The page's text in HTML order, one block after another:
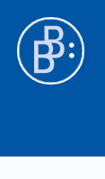
Hauptinhalt
Sidebar